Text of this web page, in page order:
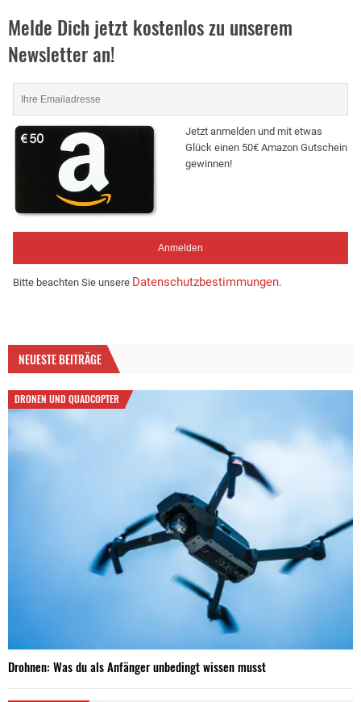
Melde Dich jetzt kostenlos zu unserem
Newsletter an!
Jetzt anmelden und mit etwas
Glück einen 50€ Amazon Gutschein
gewinnen!
Bitte beachten Sie unsere Datenschutzbestimmungen.
NEUESTE BEITRÄGE
DRONEN UND QUADCOPTER
Drohnen: Was du als Anfänger unbedingt wissen musst